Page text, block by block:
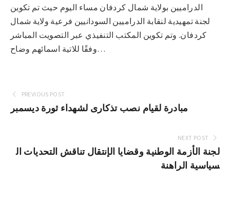
الدراميين بولاية شمال كردفان مساء اليوم حيث تم تكوين
لجنة تمهيدية لنقابة الدراميين السودانيين فرعية ولاية شمال
كردفان. وتم تكوين المكتب التنفيذي عبر التصويت المباشر
وفقًا للاتية اسمائهم وضاح…
PREVIOUS POST
مبادرة لقيام نصب تذكارى لشهداء ثورة ديسمبر
NEXT POST
لجنة الأزمة الوطنية وقضايا الإنتقال تناقش التحديات ال
سياسية الراهنة